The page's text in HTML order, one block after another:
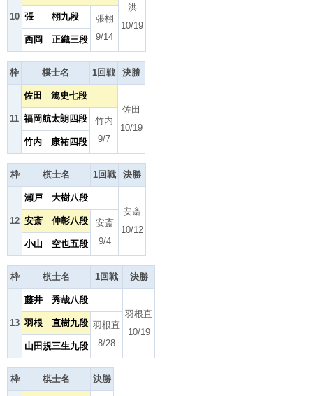
10
洪
10/19
張 栩九段
張栩
9/14
西岡 正織三段
枠 棋士名 1回戦 決勝
11
佐田 篤史七段
佐田
10/19
福岡航太朗四段
竹内
9/7
竹内 康祐四段
枠 棋士名 1回戦 決勝
12
瀬戸 大樹八段
安斎
10/12
安斎 伸彰八段
安斎
9/4
小山 空也五段
枠 棋士名 1回戦 決勝
13
藤井 秀哉八段
羽根直
10/19
羽根 直樹九段 羽根直
8/28
山田規三生九段
枠 棋士名 決勝